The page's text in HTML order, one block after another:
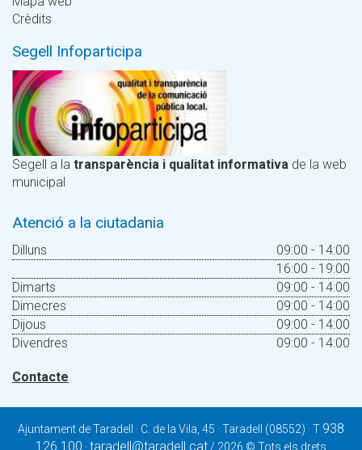
Crèdits
Segell Infoparticipa
Segell a la transparència i qualitat informativa de la web
municipal
Atenció a la ciutadania
Dilluns
09:00 - 14:00
16:00 - 19:00
Dimarts
09:00 - 14:00
Dimecres
09:00 - 14:00
Dijous
09:00 - 14:00
Divendres
09:00 - 14:00
Contacte
Ajuntament de Taradell · C. de la Vila, 45 · Taradell (08552) · T 938
126 100 ·taradell@taradell.cat / 2026 © Tots els drets